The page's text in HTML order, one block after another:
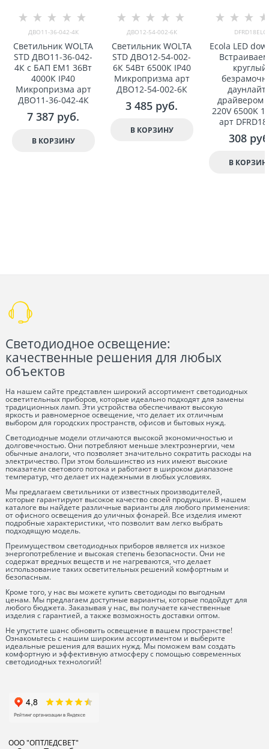
ДВО11-36-042-4К
Светильник WOLTA
STD ДВО11-36-042-
4К с БАП EM1 36Вт
4000К IP40
Микропризма арт
ДВО11-36-042-4К
7 387 руб.
В КОРЗИНУ
ДВО12-54-002-6К
Светильник WOLTA
STD ДВО12-54-002-
6К 54Вт 6500К IP40
Микропризма арт
ДВО12-54-002-6К
3 485 руб.
В КОРЗИНУ
DFRD18ELC
Ecola LED
круглый
даунлайт
драйвером
220V 6500K
арт
308
В
Светодиодное освещение:
качественные решения для любых
объектов
На нашем сайте представлен широкий ассортимент светодиодных
осветительных приборов, которые идеально подходят для замены
традиционных ламп. Эти устройства обеспечивают высокую
яркость и равномерное освещение, что делает их отличным
выбором для городских пространств, офисов и бытовых нужд.
Светодиодные модели отличаются высокой экономичностью и
долговечностью. Они потребляют меньше электроэнергии, чем
обычные аналоги, что позволяет значительно сократить расходы на
электричество. При этом большинство из них имеют высокие
показатели светового потока и работают в широком диапазоне
температур, что делает их надежными в любых условиях.
Мы предлагаем светильники от известных производителей,
которые гарантируют высокое качество своей продукции. В нашем
каталоге вы найдете различные варианты для любого применения:
от офисного освещения до уличных фонарей. Все изделия имеют
подробные характеристики, что позволит вам легко выбрать
подходящую модель.
Преимуществом светодиодных приборов является их низкое
энергопотребление и высокая степень безопасности. Они не
содержат вредных веществ и не нагреваются, что делает
использование таких осветительных решений комфортным и
безопасным.
Кроме того, у нас вы можете купить светодиоды по выгодным
ценам. Мы предлагаем доступные варианты, которые подойдут для
любого бюджета. Заказывая у нас, вы получаете качественные
изделия с гарантией, а также возможность доставки оптом.
Не упустите шанс обновить освещение в вашем пространстве!
Ознакомьтесь с нашим широким ассортиментом и выберите
идеальные решения для ваших нужд. Мы поможем вам создать
комфортную и эффективную атмосферу с помощью современных
светодиодных технологий!
ООО "ОПТЛЕДСВЕТ"